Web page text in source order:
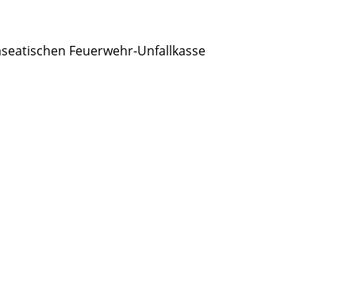
Feuerwehr-Unfallkasse